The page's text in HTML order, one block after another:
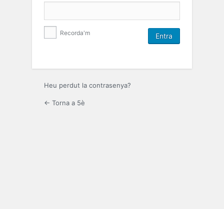
Recorda'm
Heu perdut la contrasenya?
← Torna a 5è